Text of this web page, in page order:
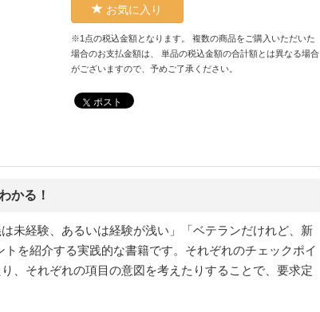
お気に入り
※1点の税込金額となります。 複数の商品をご購入いただいた
場合のお支払金額は、 単品の税込金額の合計額とは異なる場合
がございますので、予めご了承ください。
ポスト
かる！
未経験、あるいは経験が浅い」「ベテランだけれど、新
を紹介する実践的な書籍です。それぞれのチェックポイ
、それぞれの項目の意図を考えたりすることで、要求定